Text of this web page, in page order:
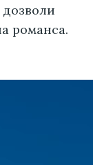
романса.